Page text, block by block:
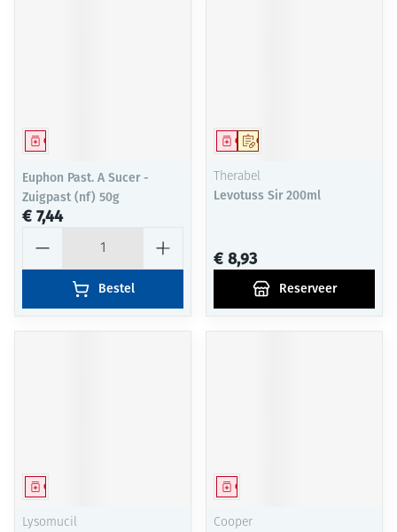
Geneesmiddel
Euphon Past. A Sucer -
Zuigpast (nf) 50g
€ 7,44
Bestel
Op voorschrift
Geneesmiddel
Therabel
Levotuss Sir 200ml
€ 8,93
Reserveer
Geneesmiddel
Lysomucil
Geneesmiddel
Cooper